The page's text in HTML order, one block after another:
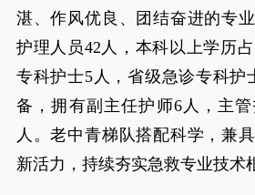
湛、作风优良、团结奋进的专
护理人员42人，本科以上学历
专科护士5人，省级急诊专科护
备，拥有副主任护师6人，主
人。老中青梯队搭配科学，兼
新活力，持续夯实急救专业技术